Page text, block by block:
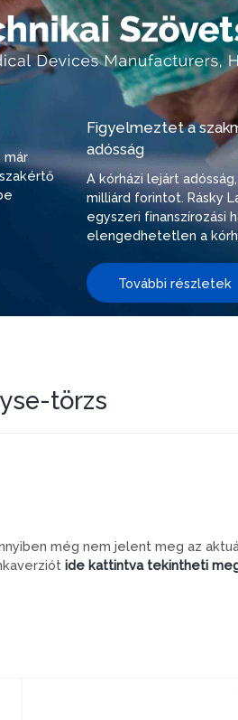
már
Figyelmeztet a
adósság
A kórházi lejárt
milliárd forintot. Rásky
egyszeri finanszírozási
elengedhetetlen a
További részletek
törzs
még nem jelent meg az
ide kattintva tekintheti